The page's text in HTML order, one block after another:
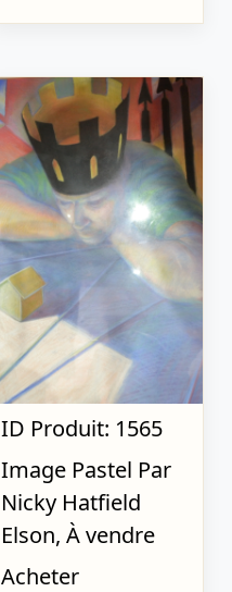
ID Produit: 1565
Image Pastel Par
Nicky Hatfield
Elson, À vendre
Acheter